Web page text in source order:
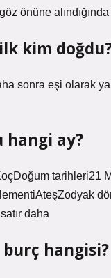
önüne
kim
sonra eşi olarak
hangi ay?
tarihleri21
daha
hangisi?